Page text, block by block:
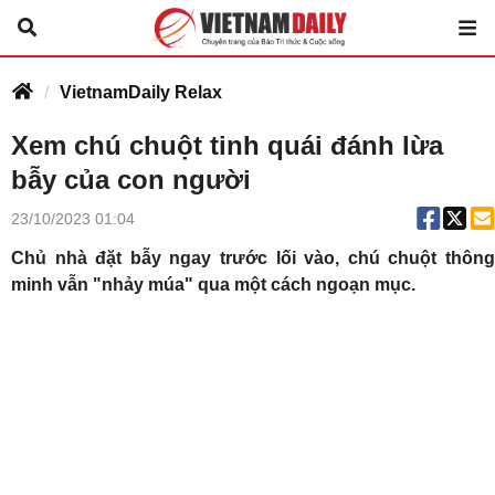
VietnamDaily Relax
Xem chú chuột tinh quái đánh lừa
bẫy của con người
23/10/2023 01:04
Chủ nhà đặt bẫy ngay trước lối vào, chú chuột thông
minh vẫn "nhảy múa" qua một cách ngoạn mục.